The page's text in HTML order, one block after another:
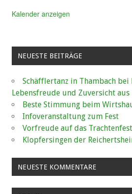
Kalender anzeigen
NEUESTE BEITRÄGE
Schäfflertanz in Thambach
Lebensfreude und Zuversicht aus
Beste Stimmung beim
Infoveranstaltung zum Fest
Vorfreude auf das
Klopfersingen der
NEUESTE KOMMENTARE